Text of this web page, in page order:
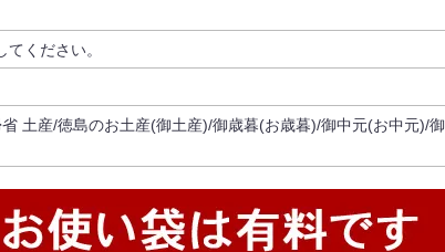
ください。
土産/徳島のお土産(御土産)/御歳暮(お歳暮)/御中元(お中元)/御